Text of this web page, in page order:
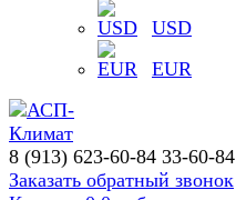
USD
EUR
8 (913) 623-60-84 33-60-84
Заказать обратный звонок